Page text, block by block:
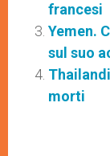
francesi
Yemen.
sul suo
morti